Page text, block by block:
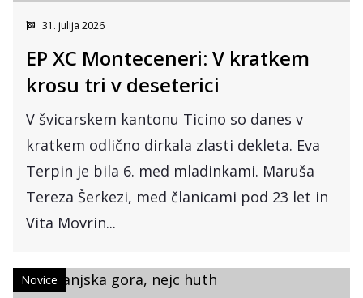
31. julija 2026
EP XC Monteceneri: V kratkem
krosu tri v deseterici
V švicarskem kantonu Ticino so danes v
kratkem odlično dirkala zlasti dekleta. Eva
Terpin je bila 6. med mladinkami. Maruša
Tereza Šerkezi, med članicami pod 23 let in
Vita Movrin...
Novice